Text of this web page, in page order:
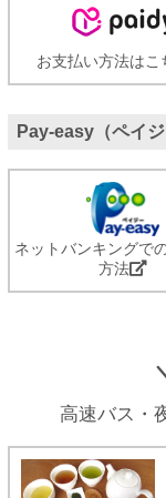
お支払い方法はこ
Pay-easy（ペイ
ネットバンキングで
方法
高速バス・